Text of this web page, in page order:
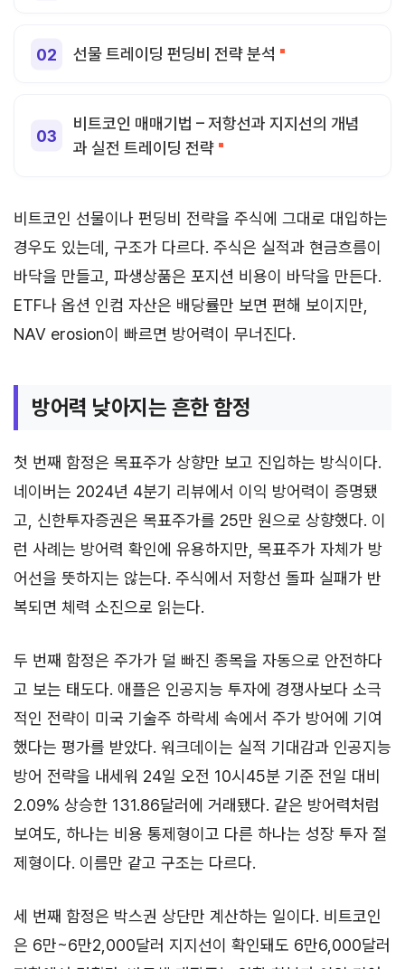
선물 트레이딩 펀딩비 전략 분석
비트코인 매매기법 – 저항선과 지지선의 개념
과 실전 트레이딩 전략
비트코인 선물이나 펀딩비 전략을 주식에 그대로 대입하는
경우도 있는데, 구조가 다르다. 주식은 실적과 현금흐름이
바닥을 만들고, 파생상품은 포지션 비용이 바닥을 만든다.
ETF나 옵션 인컴 자산은 배당률만 보면 편해 보이지만,
NAV erosion이 빠르면 방어력이 무너진다.
방어력 낮아지는 흔한 함정
첫 번째 함정은 목표주가 상향만 보고 진입하는 방식이다.
네이버는 2024년 4분기 리뷰에서 이익 방어력이 증명됐
고, 신한투자증권은 목표주가를 25만 원으로 상향했다. 이
런 사례는 방어력 확인에 유용하지만, 목표주가 자체가 방
어선을 뜻하지는 않는다. 주식에서 저항선 돌파 실패가 반
복되면 체력 소진으로 읽는다.
두 번째 함정은 주가가 덜 빠진 종목을 자동으로 안전하다
고 보는 태도다. 애플은 인공지능 투자에 경쟁사보다 소극
적인 전략이 미국 기술주 하락세 속에서 주가 방어에 기여
했다는 평가를 받았다. 워크데이는 실적 기대감과 인공지능
방어 전략을 내세워 24일 오전 10시45분 기준 전일 대비
2.09% 상승한 131.86달러에 거래됐다. 같은 방어력처럼
보여도, 하나는 비용 통제형이고 다른 하나는 성장 투자 절
제형이다. 이름만 같고 구조는 다르다.
세 번째 함정은 박스권 상단만 계산하는 일이다. 비트코인
은 6만~6만2,000달러 지지선이 확인돼도 6만6,000달러